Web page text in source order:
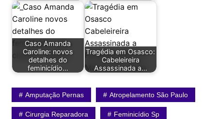
Caso Amanda
Caroline: novos
detalhes do
feminicídio…
Tragédia em Osasco:
Cabeleireira
Assassinada a…
Amputação Pernas Atropelamento São Paulo
Cirurgia Reparadora Feminicídio Sp